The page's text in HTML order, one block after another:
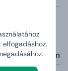
elfogadáshoz.
x 17 x 10 cm